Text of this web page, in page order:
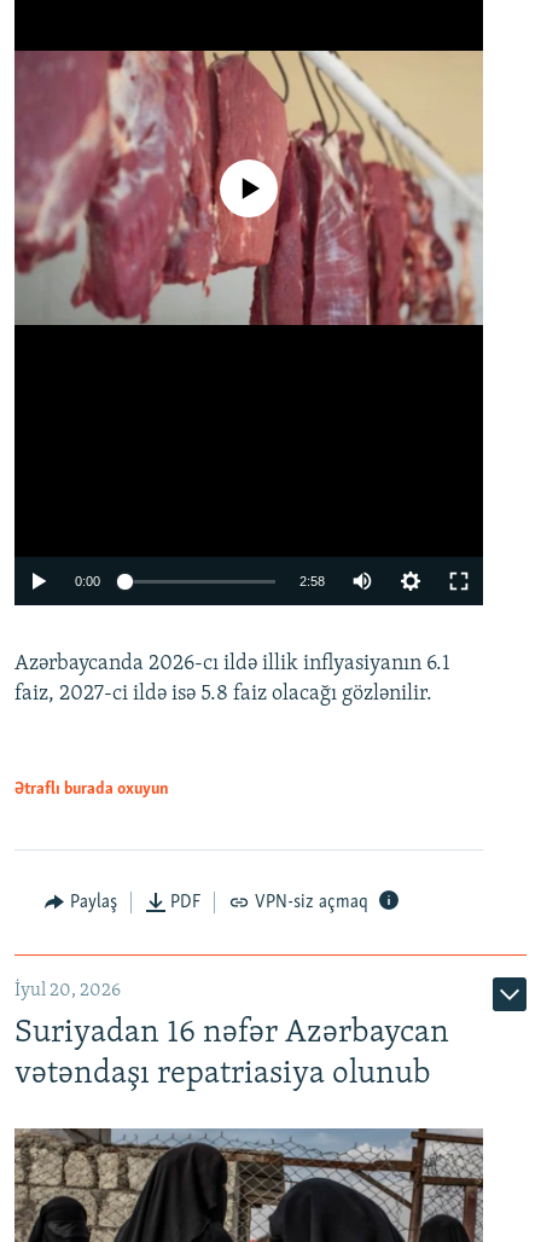
Auto
No media source currently available
0:00 2:58
360p
480p
Azərbaycanda 2026-cı ildə illik inflyasiyanın 6.1
faiz, 2027-ci ildə isə 5.8 faiz olacağı gözlənilir.
Ətraflı burada oxuyun
Paylaş PDF VPN-siz açmaq
İyul 20, 2026
Suriyadan 16 nəfər Azərbaycan
vətəndaşı repatriasiya olunub